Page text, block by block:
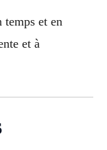
temps et en
et à